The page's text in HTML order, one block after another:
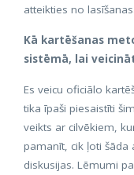
atteikties no lasīšanas.
Kā kartēšanas
sistēmā, lai
Es veicu oficiālo
tika īpaši piesaistīti
veikts ar cilvēkiem,
pamanīt, cik ļoti šāda
diskusijas. Lēmumi